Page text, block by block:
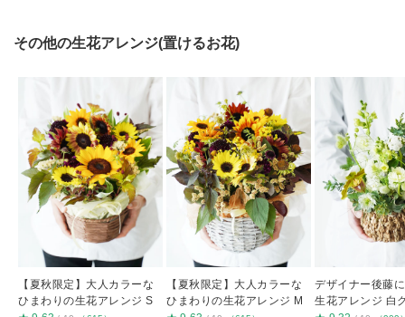
その他の生花アレンジ(置けるお花)
【夏秋限定】大人カラーな
ひまわりの生花アレンジ S
【夏秋限定】大人カラーな
ひまわりの生花アレンジ M
デザイナー後藤
生花アレンジ 白